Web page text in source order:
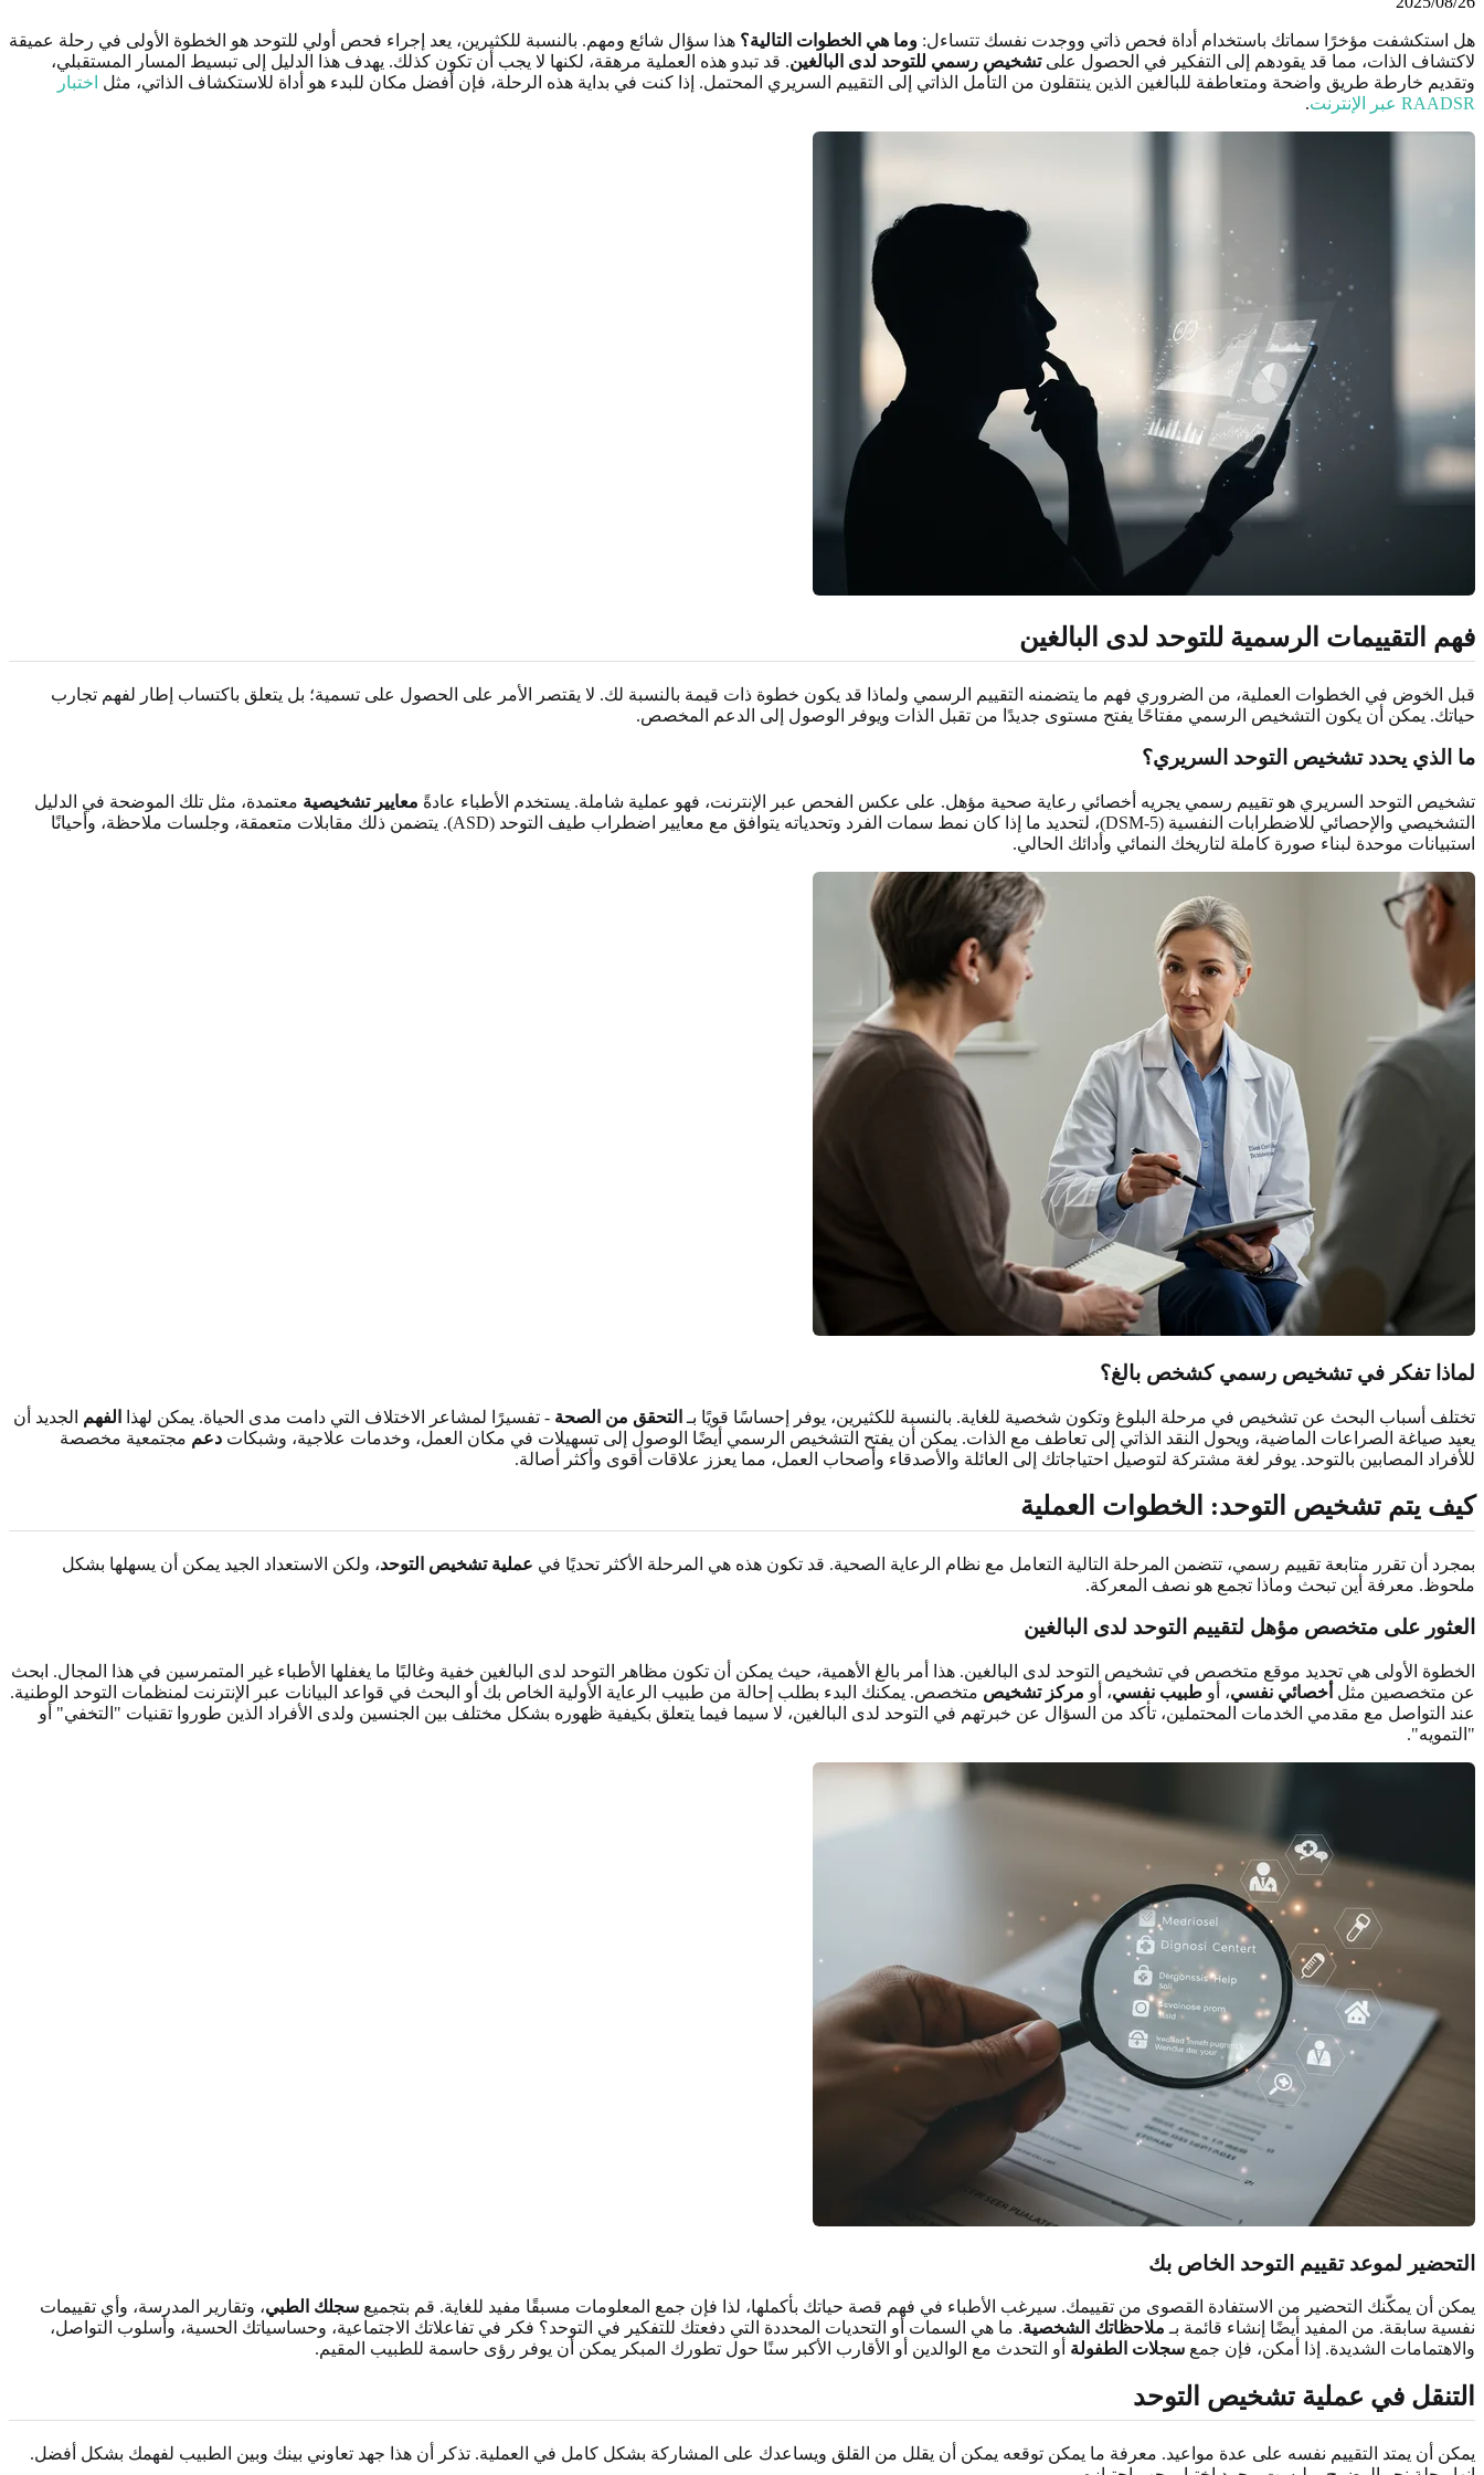
هل استكشفت مؤخرًا سماتك باستخدام أداة فحص ذاتي ووجدت نفسك تتساءل: وما هي الخطوات التالية؟ هذا سؤال شائع ومهم. بالنسبة للكثيرين، يعد إجراء فحص أولي للتوحد هو الخطوة الأولى في رحلة عميقة
لاكتشاف الذات، مما قد يقودهم إلى التفكير في الحصول علىتشخيص رسمي للتوحد لدى البالغين. قد تبدو هذه العملية مرهقة، لكنها لا يجب أن تكون كذلك. يهدف هذا الدليل إلى تبسيط المسار المستقبلي،
وتقديم خارطة طريق واضحة ومتعاطفة للبالغين الذين ينتقلون من التأمل الذاتي إلى التقييم السريري المحتمل. إذا كنت في بداية هذه الرحلة، فإن أفضل مكان للبدء هو أداة للاستكشاف الذاتي، مثل اختبار
RAADSR عبر الإنترنت
.
فهم التقييمات الرسمية للتوحد لدى البالغين
قبل الخوض في الخطوات العملية، من الضروري فهم ما يتضمنه التقييم الرسمي ولماذا قد يكون خطوة ذات قيمة بالنسبة لك. لا يقتصر الأمر على الحصول على تسمية؛ بل يتعلق باكتساب إطار لفهم تجارب
حياتك. يمكن أن يكون التشخيص الرسمي مفتاحًا يفتح مستوى جديدًا من تقبل الذات ويوفر الوصول إلى الدعم المخصص.
ما الذي يحدد تشخيص التوحد السريري؟
تشخيص التوحد السريري هو تقييم رسمي يجريه أخصائي رعاية صحية مؤهل. على عكس الفحص عبر الإنترنت، فهو عملية شاملة. يستخدم الأطباء عادةً معايير تشخيصية معتمدة، مثل تلك الموضحة في الدليل
التشخيصي والإحصائي للاضطرابات النفسية (DSM-5)، لتحديد ما إذا كان نمط سمات الفرد وتحدياته يتوافق مع معايير اضطراب طيف التوحد (ASD). يتضمن ذلك مقابلات متعمقة، وجلسات ملاحظة، وأحيانًا
استبيانات موحدة لبناء صورة كاملة لتاريخك النمائي وأدائك الحالي.
لماذا تفكر في تشخيص رسمي كشخص بالغ؟
تختلف أسباب البحث عن تشخيص في مرحلة البلوغ وتكون شخصية للغاية. بالنسبة للكثيرين، يوفر إحساسًا قويًا بـ التحقق من الصحة - تفسيرًا لمشاعر الاختلاف التي دامت مدى الحياة. يمكن لهذا الفهم الجديد أن
يعيد صياغة الصراعات الماضية، ويحول النقد الذاتي إلى تعاطف مع الذات. يمكن أن يفتح التشخيص الرسمي أيضًا الوصول إلى تسهيلات في مكان العمل، وخدمات علاجية، وشبكات دعم مجتمعية مخصصة
للأفراد المصابين بالتوحد. يوفر لغة مشتركة لتوصيل احتياجاتك إلى العائلة والأصدقاء وأصحاب العمل، مما يعزز علاقات أقوى وأكثر أصالة.
كيف يتم تشخيص التوحد: الخطوات العملية
بمجرد أن تقرر متابعة تقييم رسمي، تتضمن المرحلة التالية التعامل مع نظام الرعاية الصحية. قد تكون هذه هي المرحلة الأكثر تحديًا في عملية تشخيص التوحد، ولكن الاستعداد الجيد يمكن أن يسهلها بشكل
ملحوظ. معرفة أين تبحث وماذا تجمع هو نصف المعركة.
العثور على متخصص مؤهل لتقييم التوحد لدى البالغين
الخطوة الأولى هي تحديد موقع متخصص في تشخيص التوحد لدى البالغين. هذا أمر بالغ الأهمية، حيث يمكن أن تكون مظاهر التوحد لدى البالغين خفية وغالبًا ما يغفلها الأطباء غير المتمرسين في هذا المجال. ابحث
عن متخصصين مثل أخصائي نفسي، أو طبيب نفسي، أو مركز تشخيص متخصص. يمكنك البدء بطلب إحالة من طبيب الرعاية الأولية الخاص بك أو البحث في قواعد البيانات عبر الإنترنت لمنظمات التوحد الوطنية.
عند التواصل مع مقدمي الخدمات المحتملين، تأكد من السؤال عن خبرتهم في التوحد لدى البالغين، لا سيما فيما يتعلق بكيفية ظهوره بشكل مختلف بين الجنسين ولدى الأفراد الذين طوروا تقنيات "التخفي" أو
"التمويه".
التحضير لموعد تقييم التوحد الخاص بك
يمكن أن يمكّنك التحضير من الاستفادة القصوى من تقييمك. سيرغب الأطباء في فهم قصة حياتك بأكملها، لذا فإن جمع المعلومات مسبقًا مفيد للغاية. قم بتجميع سجلك الطبي، وتقارير المدرسة، وأي تقييمات
نفسية سابقة. من المفيد أيضًا إنشاء قائمة بـ ملاحظاتك الشخصية. ما هي السمات أو التحديات المحددة التي دفعتك للتفكير في التوحد؟ فكر في تفاعلاتك الاجتماعية، وحساسياتك الحسية، وأسلوب التواصل،
والاهتمامات الشديدة. إذا أمكن، فإن جمع سجلات الطفولة أو التحدث مع الوالدين أو الأقارب الأكبر سنًا حول تطورك المبكر يمكن أن يوفر رؤى حاسمة للطبيب المقيم.
التنقل في عملية تشخيص التوحد
يمكن أن يمتد التقييم نفسه على عدة مواعيد. معرفة ما يمكن توقعه يمكن أن يقلل من القلق ويساعدك على المشاركة بشكل كامل في العملية. تذكر أن هذا جهد تعاوني بينك وبين الطبيب لفهمك بشكل أفضل.